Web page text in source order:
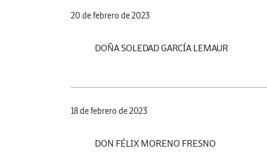
20 de febrero de 2023
DOÑA SOLEDAD GARCÍA LEMAUR
18 de febrero de 2023
DON FÉLIX MORENO FRESNO